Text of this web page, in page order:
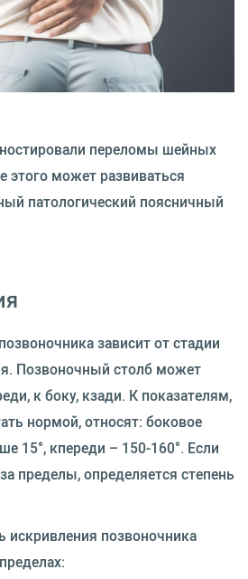
переломы шейных
этого может развиваться
патологический поясничный
зависит от стадии
Позвоночный столб может
к боку, кзади. К показателям,
нормой, относят: боковое
15°, кпереди – 150-160°. Если
пределы, определяется степень
искривления позвоночника